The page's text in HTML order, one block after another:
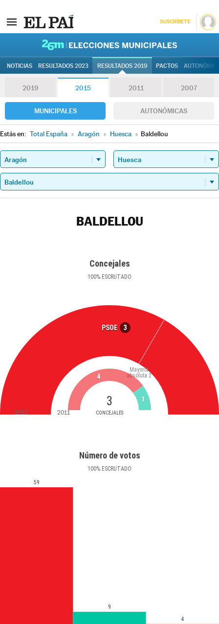
SUSCRÍBETE
NOTICIAS RESULTADOS 2023 RESULTADOS 2019 PACTOS
2019 2015 2011 2007
MUNICIPALES AUTONÓMICAS
Estás en: Total España » Aragón » Huesca » Baldellou
BALDELLOU
Concejales
100% ESCRUTADO
PSOE 3
3
CONCEJALES
Mayoría
absoluta 2
4
1
2015 2011
Número de votos
100% ESCRUTADO
59
9
4